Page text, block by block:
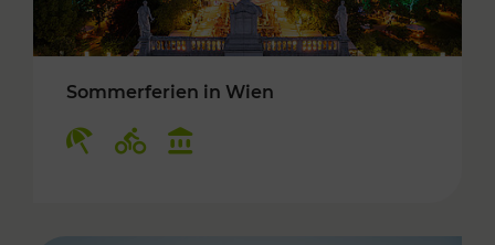
Sommerferien in Wien